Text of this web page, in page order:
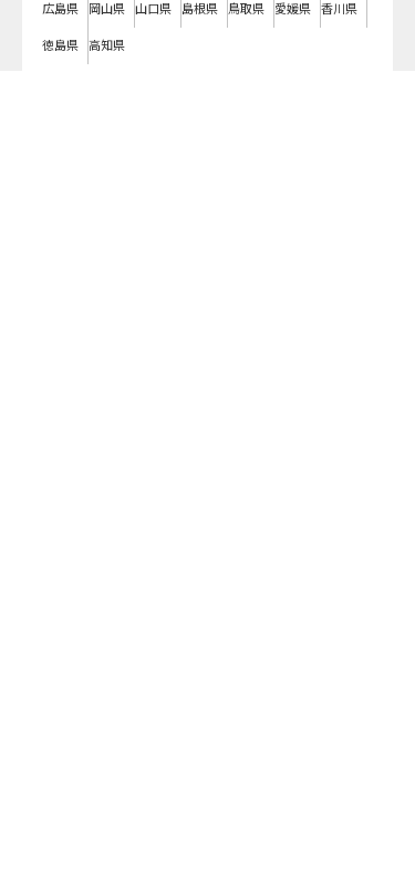
広島県 岡山県 山口県 島根県 鳥取県 愛媛県 香川県
徳島県 高知県